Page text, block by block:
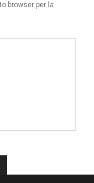
browser per la